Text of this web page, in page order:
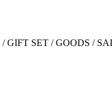
/GIFT SET /GOODS /